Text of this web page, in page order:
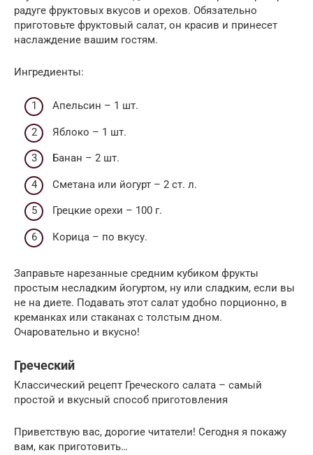
радуге фруктовых вкусов и орехов. Обязательно
приготовьте фруктовый салат, он красив и принесет
наслаждение вашим гостям.
Ингредиенты:
Апельсин – 1 шт.
Яблоко – 1 шт.
Банан – 2 шт.
Сметана или йогурт – 2 ст. л.
Грецкие орехи – 100 г.
Корица – по вкусу.
Заправьте нарезанные средним кубиком фрукты
простым несладким йогуртом, ну или сладким, если вы
не на диете. Подавать этот салат удобно порционно, в
креманках или стаканах с толстым дном.
Очаровательно и вкусно!
Греческий
Классический рецепт Греческого салата – самый
простой и вкусный способ приготовления
Приветствую вас, дорогие читатели! Сегодня я покажу
вам, как приготовить…